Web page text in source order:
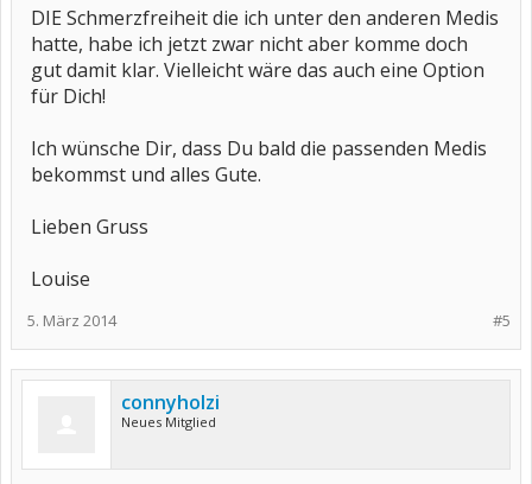
DIE Schmerzfreiheit die ich unter den anderen Medis
hatte, habe ich jetzt zwar nicht aber komme doch
gut damit klar. Vielleicht wäre das auch eine Option
für Dich!
Ich wünsche Dir, dass Du bald die passenden Medis
bekommst und alles Gute.
Lieben Gruss
Louise
#5
5. März 2014
connyholzi
Neues Mitglied